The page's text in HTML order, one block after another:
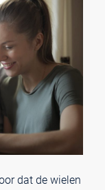
dat de wielen